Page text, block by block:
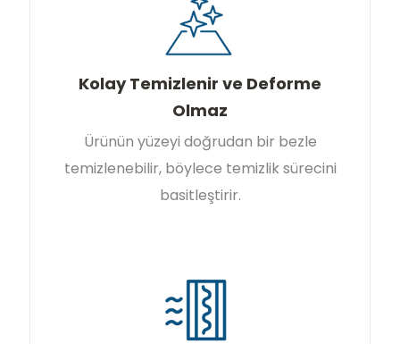
Kolay Temizlenir ve Deforme
Olmaz
Ürünün yüzeyi doğrudan bir bezle
temizlenebilir, böylece temizlik sürecini
basitleştirir.